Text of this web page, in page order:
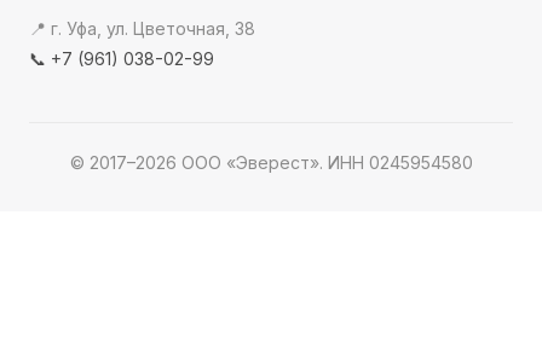
📍 г. Уфа, ул. Цветочная, 38
📞 +7 (961) 038-02-99
© 2017–2026 ООО «Эверест». ИНН 0245954580